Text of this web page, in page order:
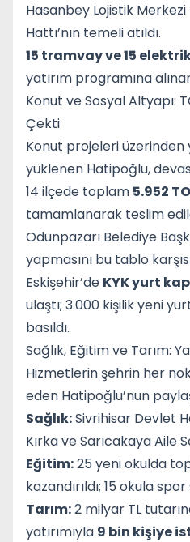
Hasanbey Lojistik
Hattı’nın temeli atıldı.
15 tramvay ve 15
yatırım programına
Konut ve Sosyal Altyapı:
Çekti
Konut projeleri
yüklenen Hatipoğlu,
14 ilçede toplam 5.952
tamamlanarak teslim
Odunpazarı Belediye
yapmasını bu tablo
Eskişehir’de KYK yurt
ulaştı; 3.000 kişilik yeni
basıldı.
Sağlık, Eğitim ve Tarım:
Hizmetlerin şehrin her
eden Hatipoğlu’nun
Sağlık:Sivrihisar Devlet
Kırka ve Sarıcakaya Aile
Eğitim:25 yeni okulda
kazandırıldı; 15 okula spor
Tarım:2 milyar TL
yatırımıyla 9 bin kişiye